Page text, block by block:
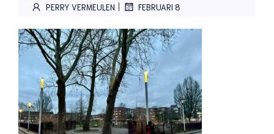
PERRY VERMEULEN | FEBRUARI 8